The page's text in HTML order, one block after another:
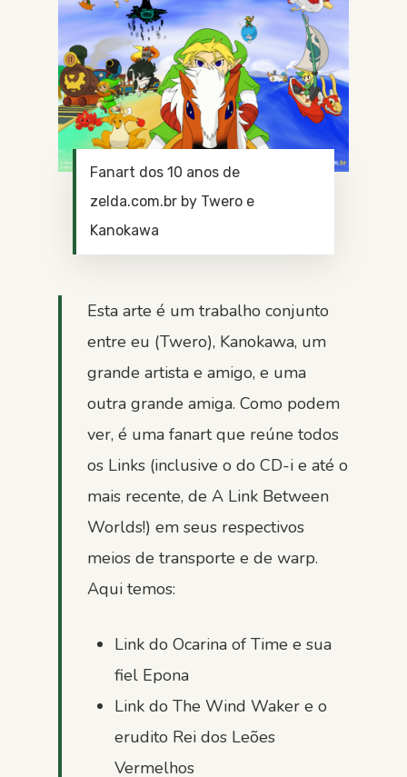
Fanart dos 10 anos de
zelda.com.br by Twero e
Kanokawa
Esta arte é um trabalho conjunto
entre eu (Twero), Kanokawa, um
grande artista e amigo, e uma
outra grande amiga. Como podem
ver, é uma fanart que reúne todos
os Links (inclusive o do CD-i e até o
mais recente, de A Link Between
Worlds!) em seus respectivos
meios de transporte e de warp.
Aqui temos:
Link do Ocarina of Time e sua
fiel Epona
Link do The Wind Waker e o
erudito Rei dos Leões
Vermelhos